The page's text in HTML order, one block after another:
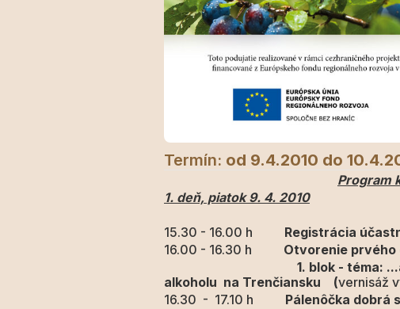
Termín: od 9.4.2010 do
Program
1. deň, piatok 9. 4. 2010
15.30 - 16.00 h Registrácia
16.00 - 16.30 h Otvorenie
1. blok - téma: ...ako tečú
alkoholu na Trenčiansku (vernisáž
16.30 - 17.10 h Pálenôčka dobrá